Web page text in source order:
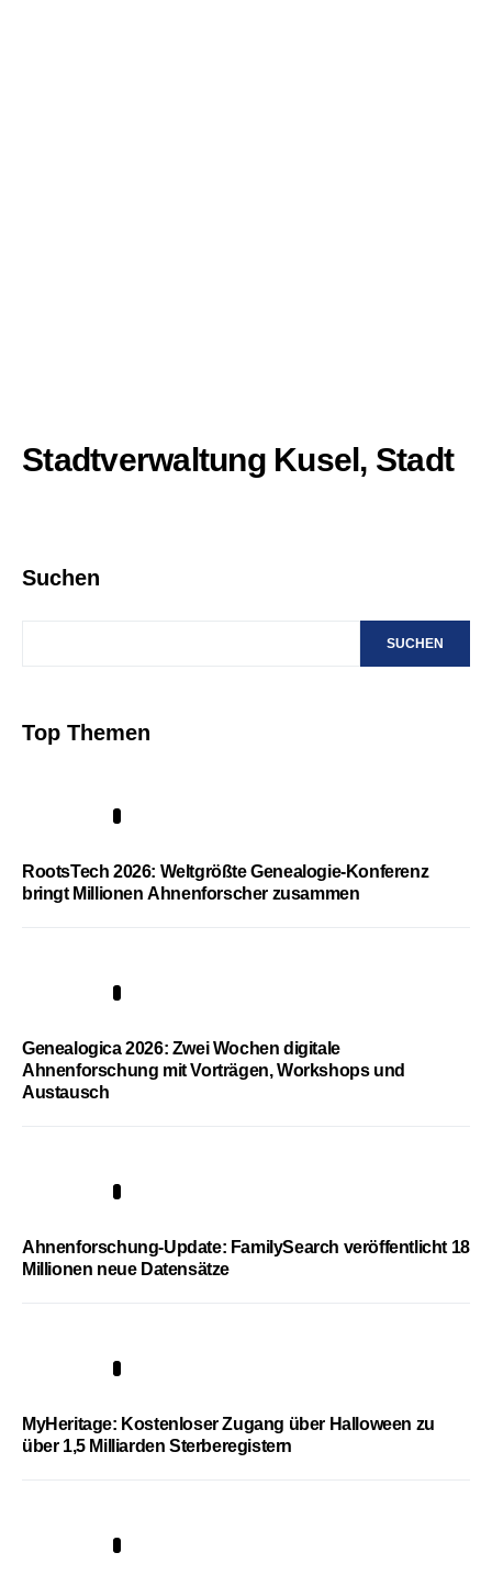
Stadtverwaltung Kusel, Stadt
Suchen
SUCHEN
Top Themen
RootsTech 2026: Weltgrößte Genealogie-Konferenz
bringt Millionen Ahnenforscher zusammen
Genealogica 2026: Zwei Wochen digitale
Ahnenforschung mit Vorträgen, Workshops und
Austausch
Ahnenforschung-Update: FamilySearch veröffentlicht 18
Millionen neue Datensätze
MyHeritage: Kostenloser Zugang über Halloween zu
über 1,5 Milliarden Sterberegistern